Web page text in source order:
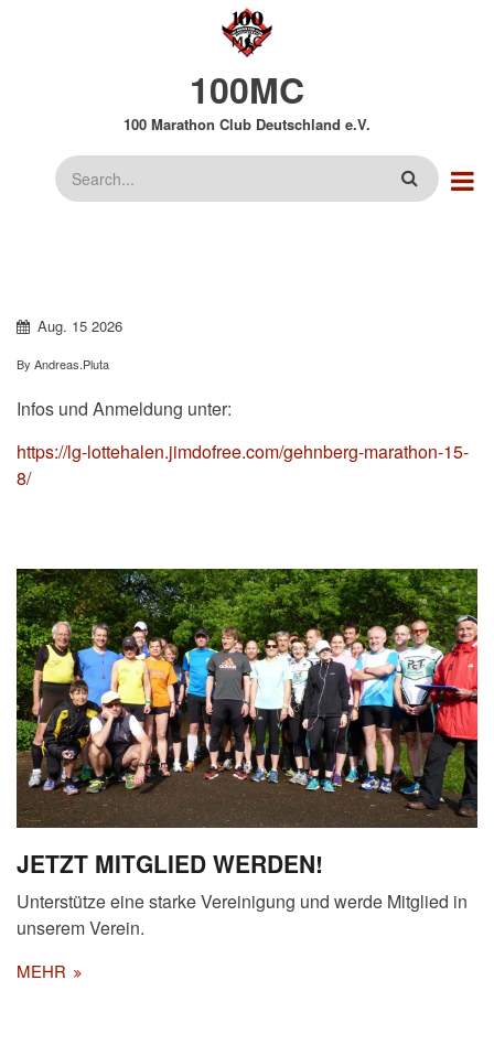
100MC
100 Marathon Club Deutschland e.V.
Suche
Aug. 15 2026
By Andreas.Pluta
Infos und Anmeldung unter:
https://lg-lottehalen.jimdofree.com/gehnberg-marathon-15-
8/
JETZT MITGLIED WERDEN!
Unterstütze eine starke Vereinigung und werde Mitglied in
unserem Verein.
MEHR